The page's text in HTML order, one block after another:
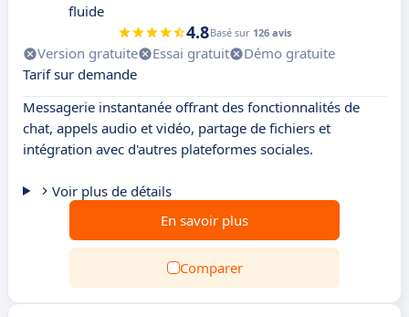
fluide
4.8Basé sur 126 avis
Version gratuite Essai gratuit
Démo gratuite
Tarif sur demande
Messagerie instantanée offrant des fonctionnalités de
chat, appels audio et vidéo, partage de fichiers et
intégration avec d'autres plateformes sociales.
Voir plus de détails
En savoir plus
Comparer